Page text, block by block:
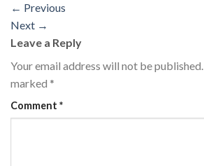
← Previous
Next →
Leave a Reply
Your email address will not be published.
marked *
Comment *